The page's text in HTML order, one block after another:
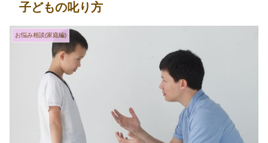
子どもの叱り方
お悩み相談(家庭編)